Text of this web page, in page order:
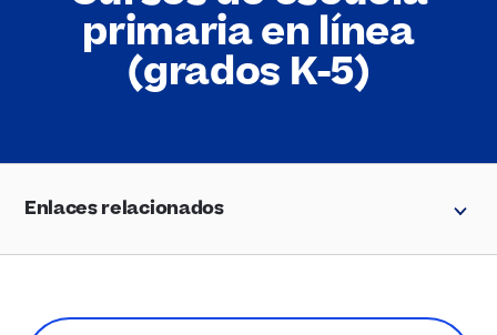
primaria en línea
(grados K-5)
Enlaces relacionados